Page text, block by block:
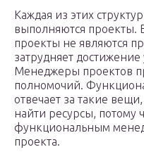
Каждая из этих
выполняются проекты.
проекты не являются
затрудняет достижение
Менеджеры проектов
полномочий.
отвечает за такие
найти ресурсы, потому
функциональным
проекта.